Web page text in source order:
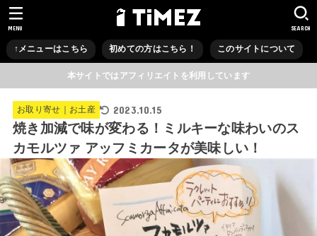
↑メニューはこちら 初めての方はこちら！ このサイトについて
SEARCH
MENU
本サイトではアフィリエイトを利用しています
お取り寄せ｜お土産 2023.10.15
焼き加減で味が変わる！ミルキーな味わいのス
カモルツァ アッフミカータが美味しい！